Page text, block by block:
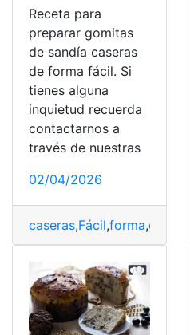
Receta para
preparar gomitas
de sandía caseras
de forma fácil. Si
tienes alguna
inquietud recuerda
contactarnos a
través de nuestras
02/04/2026
caseras,Fácil,forma,gomitas